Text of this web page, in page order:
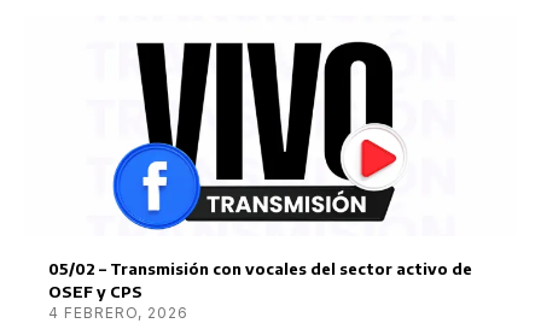
05/02 – Transmisión con vocales del sector activo de
OSEF y CPS
4 FEBRERO, 2026